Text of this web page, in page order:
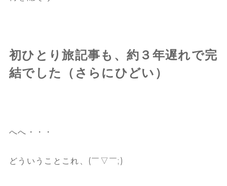
初ひとり旅記事も、約３年遅れで完
結でした（さらにひどい）
へへ・・・
どういうことこれ、(￣▽￣;)